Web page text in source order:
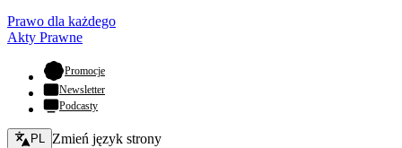
Prawo dla każdego
Akty Prawne
Promocje- otwiera się w nowej karcie
Newsletter
Podcasty
Zmień język - bieżący:
PL Zmień język strony